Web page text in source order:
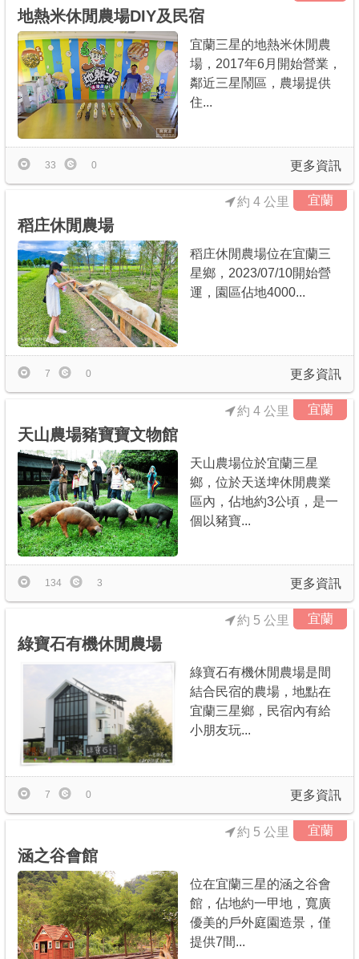
地熱米休閒農場DIY及民宿
宜蘭三星的地熱米休閒農
場，2017年6月開始營業，
鄰近三星鬧區，農場提供
住...
更多資訊
33 0
宜蘭
稻庄休閒農場
約 4 公里
稻庄休閒農場位在宜蘭三
星鄉，2023/07/10開始營
運，園區佔地4000...
更多資訊
7 0
宜蘭
天山農場豬寶寶文物館
約 4 公里
天山農場位於宜蘭三星
鄉，位於天送埤休閒農業
區內，佔地約3公頃，是一
個以豬寶...
更多資訊
134 3
宜蘭
綠寶石有機休閒農場
約 5 公里
綠寶石有機休閒農場是間
結合民宿的農場，地點在
宜蘭三星鄉，民宿內有給
小朋友玩...
更多資訊
7 0
宜蘭
涵之谷會館
約 5 公里
位在宜蘭三星的涵之谷會
館，佔地約一甲地，寬廣
優美的戶外庭園造景，僅
提供7間...